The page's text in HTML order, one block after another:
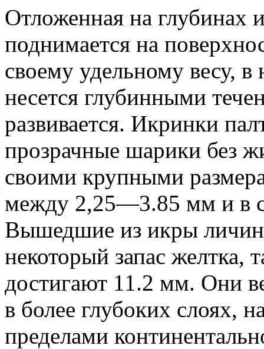
Отложенная на глубинах
поднимается на
своему удельному весу,
несется глубинными
развивается. Икринки
прозрачные шарики без
своими крупными
между 2,25—3.85 мм и в
Вышедшие из икры
некоторый запас желтка,
достигают 11.2 мм. Они
в более глубоких слоях,
пределами